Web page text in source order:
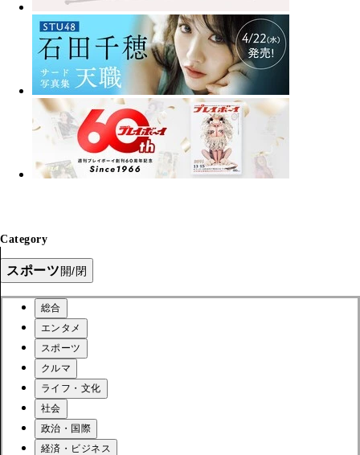
Category
スポーツ開/閉
総合
エンタメ
スポーツ
クルマ
ライフ・文化
社会
政治・国際
経済・ビジネス